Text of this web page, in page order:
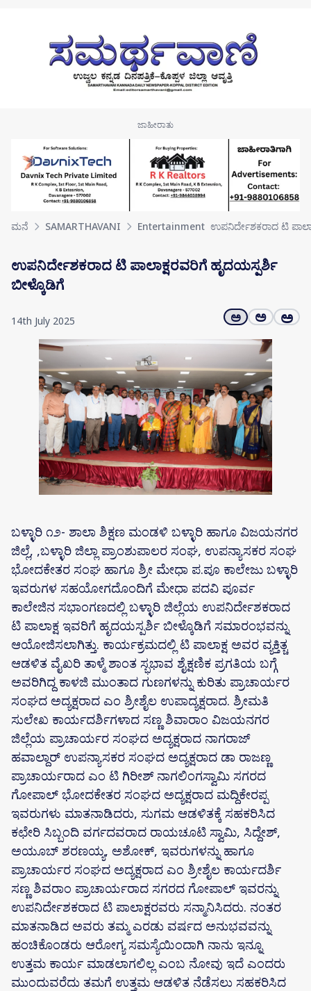
ಮನೆ SAMARTHAVANI Entertainment ಉಪನಿರ್ದೇಶಕರಾದ ಟಿ
ಉಪನಿರ್ದೇಶಕರಾದ ಟಿ ಪಾಲಾಕ್ಷರವರಿಗೆ ಹೃದಯಸ್ಪರ್ಶಿ
ಬೀಳ್ಕೊಡಿಗೆ
14th July 2025 ಅ ಅ ಅ
ಬಳ್ಳಾರಿ ೧೨- ಶಾಲಾ ಶಿಕ್ಷಣ ಮಂಡಳಿ ಬಳ್ಳಾರಿ ಹಾಗೂ ವಿಜಯನಗರ
ಜಿಲ್ಲೆ, ,ಬಳ್ಳಾರಿ ಜಿಲ್ಲಾ ಪ್ರಾಂಶುಪಾಲರ ಸಂಘ, ಉಪನ್ಯಾಸಕರ ಸಂಘ
ಭೋದಕೇತರ ಸಂಘ ಹಾಗೂ ಶ್ರೀ ಮೇಧಾ ಪ.ಪೂ ಕಾಲೇಜು ಬಳ್ಳಾರಿ
ಇವರುಗಳ ಸಹಯೋಗದೊಂದಿಗೆ ಮೇಧಾ ಪದವಿ ಪೂರ್ವ
ಕಾಲೇಜಿನ ಸಭಾಂಗಣದಲ್ಲಿ ಬಳ್ಳಾರಿ ಜಿಲ್ಲೆಯ ಉಪನಿರ್ದೇಶಕರಾದ
ಟಿ ಪಾಲಾಕ್ಷ ಇವರಿಗೆ ಹೃದಯಸ್ಪರ್ಶಿ ಬೀಳ್ಕೊಡಿಗೆ ಸಮಾರಂಭವನ್ನು
ಆಯೋಜಿಸಲಾಗಿತ್ತು. ಕಾರ್ಯಕ್ರಮದಲ್ಲಿ ಟಿ ಪಾಲಾಕ್ಷ ಅವರ ವ್ಯಕ್ತಿತ್ಚ
ಆಡಳಿತ ವೈಖರಿ ತಾಳ್ಮೆ ಶಾಂತ ಸ್ಭಭಾವ ಶೈಕ್ಷಣಿಕ ಪ್ರಗತಿಯ ಬಗ್ಗೆ
ಅವರಿಗಿದ್ದ ಕಾಳಜಿ ಮುಂತಾದ ಗುಣಗಳನ್ನು ಕುರಿತು ಪ್ರಾಚಾರ್ಯರ
ಸಂಘದ ಅದ್ಯಕ್ಷರಾದ ಎಂ ಶ್ರೀಶೈಲ ಉಪಾದ್ಯಕ್ಷರಾದ. ಶ್ರೀಮತಿ
ಸುಲೇಖ ಕಾರ್ಯದರ್ಶಿಗಳಾದ ಸಣ್ಣ ಶಿವಾರಾಂ‌ ವಿಜಯನಗರ
ಜಿಲ್ಲೆಯ ಪ್ರಾಚಾರ್ಯರ ಸಂಘದ ಅದ್ಯಕ್ಷರಾದ ನಾಗರಾಜ್
ಹವಾಲ್ದಾರ್ ಉಪನ್ಯಾಸಕರ ಸಂಘದ ಅದ್ಯಕ್ಷರಾದ ಡಾ ರಾಜಣ್ಣ
ಪ್ರಾಚಾರ್ಯರಾದ ಎಂ ಟಿ ಗಿರೀಶ್ ನಾಗಲಿಂಗಸ್ವಾಮಿ ಸಗರದ
ಗೋಪಾಲ್ ಭೋದಕೇತರ ಸಂಘದ ಅದ್ಯಕ್ಷರಾದ ಮದ್ದಿಕೇರಪ್ಪ
ಇವರುಗಳು ಮಾತನಾಡಿದರು, ಸುಗಮ‌ ಆಡಳಿತಕ್ಕೆ ಸಹಕರಿಸಿದ
ಕಛೇರಿ ಸಿಬ್ಬಂದಿ ವರ್ಗದವರಾದ ರಾಯಚೂಟಿ ಸ್ವಾಮಿ, ಸಿದ್ದೇಶ್,
ಅಯೂಬ್ ಶರಣಯ್ಯ, ಅಶೋಕ್, ಇವರುಗಳನ್ನು ಹಾಗೂ
ಪ್ರಾಚಾರ್ಯರ ಸಂಘದ ಅದ್ಯಕ್ಷರಾದ ಎಂ ಶ್ರೀಶೈಲ ಕಾರ್ಯದರ್ಶಿ
ಸಣ್ಣ ಶಿವರಾಂ ಪ್ರಾಚಾರ್ಯರಾದ ಸಗರದ ಗೋಪಾಲ್ ಇವರನ್ನು
ಉಪನಿರ್ದೇಶಕರಾದ ಟಿ ಪಾಲಾಕ್ಷರವರು ಸನ್ಮಾನಿಸಿದರು. ನಂತರ
ಮಾತನಾಡಿದ ಅವರು ತಮ್ಮ ಎರಡು ವರ್ಷದ ಅನುಭವವನ್ನು
ಹಂಚಿಕೊಂಡರು ಆರೋಗ್ಯ ಸಮಸ್ಯೆಯಿಂದಾಗಿ ನಾನು ಇನ್ನೂ
ಉತ್ತಮ ಕಾರ್ಯ ಮಾಡಲಾಗಲಿಲ್ಲ ಎಂಬ ನೋವು ಇದೆ ಎಂದರು
ಮುಂದುವರೆದು ತಮಗೆ ಉತ್ತಮ ಆಡಳಿತ ನೆಡೆಸಲು ಸಹಕರಿಸಿದ